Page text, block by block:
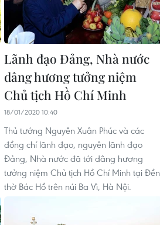
Lãnh đạo Đảng, Nhà nước
dâng hương tưởng niệm
Chủ tịch Hồ Chí Minh
18/01/2020 10:40
Thủ tướng Nguyễn Xuân Phúc và các
đồng chí lãnh đạo, nguyên lãnh đạo
Đảng, Nhà nước đã tới dâng hương
tưởng niệm Chủ tịch Hồ Chí Minh tại Đền
thờ Bác Hồ trên núi Ba Vì, Hà Nội.